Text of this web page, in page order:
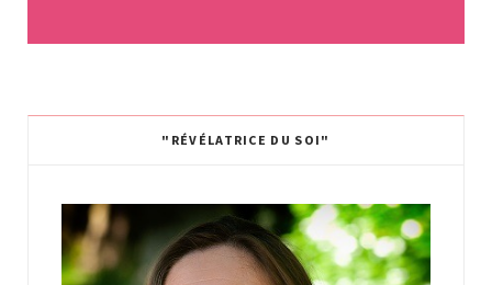
"RÉVÉLATRICE DU SOI"